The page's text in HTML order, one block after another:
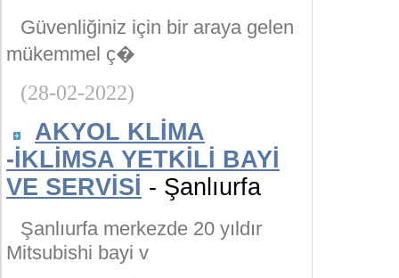
Güvenliğiniz için bir araya gelen
mükemmel ç�
(28-02-2022)
AKYOL KLİMA
-İKLİMSA YETKİLİ BAYİ
VE SERVİSİ - Şanlıurfa
Şanlıurfa merkezde 20 yıldır
Mitsubishi bayi v